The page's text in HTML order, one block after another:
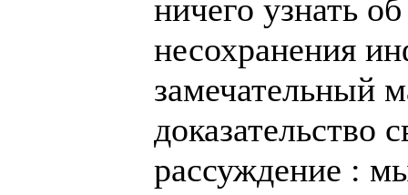
ничего узнать
несохранения
замечательный
доказательство
рассуждение :